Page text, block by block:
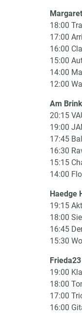
18:00
17:00
16:00
15:00
14:00
12:00
Am
20:15
19:00
17:45
16:30
15:15
14:00
Haedge
19:15
18:00
16:45
15:30
19:00
18:00
17:00
16:00